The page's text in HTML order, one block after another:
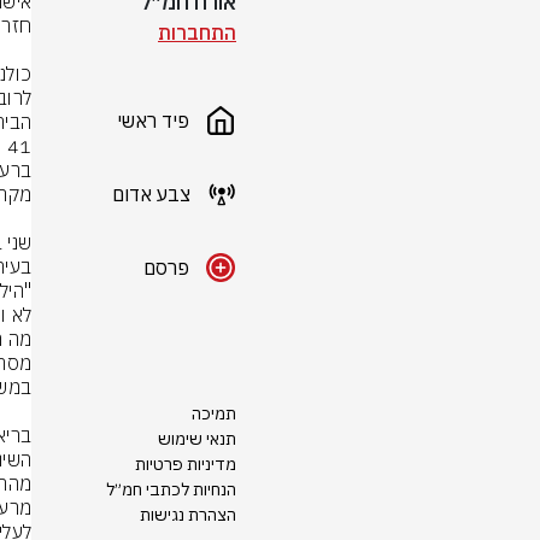
התחברות
פיד ראשי
צבע אדום
פרסם
תמיכה
תנאי שימוש
מדיניות פרטיות
הנחיות לכתבי חמ״ל
הצהרת נגישות
מה